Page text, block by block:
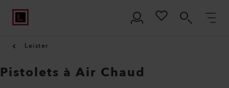
Leister
Pistolets à Air Chaud